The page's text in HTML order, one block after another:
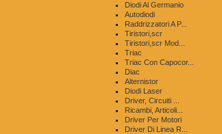
Diodi Al Germanio
Autodiodi
Raddrizzatori A P...
Tiristori,scr
Tiristori,scr Mod...
Triac
Triac Con Capocor...
Diac
Alternistor
Diodi Laser
Driver, Circuiti ...
Ricambi, Articoli...
Driver Per Motori
Driver Di Linea R...